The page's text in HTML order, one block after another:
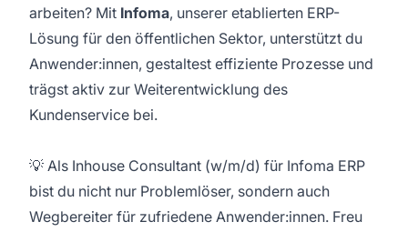
arbeiten? Mit Infoma, unserer etablierten ERP-
Lösung für den öffentlichen Sektor, unterstützt du
Anwender:innen, gestaltest effiziente Prozesse und
trägst aktiv zur Weiterentwicklung des
Kundenservice bei.
💡 Als Inhouse Consultant (w/m/d) für Infoma ERP
bist du nicht nur Problemlöser, sondern auch
Wegbereiter für zufriedene Anwender:innen. Freu